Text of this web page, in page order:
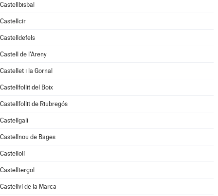
Castellbisbal
Castellcir
Castelldefels
Castell de l'Areny
Castellet i la Gornal
Castellfollit del Boix
Castellfollit de Riubregós
Castellgalí
Castellnou de Bages
Castellolí
Castellterçol
Castellví de la Marca